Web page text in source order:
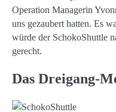
Operation Managerin
uns gezaubert hatten. Es
würde der SchokoShuttle
gerecht.
Das Dreigang-